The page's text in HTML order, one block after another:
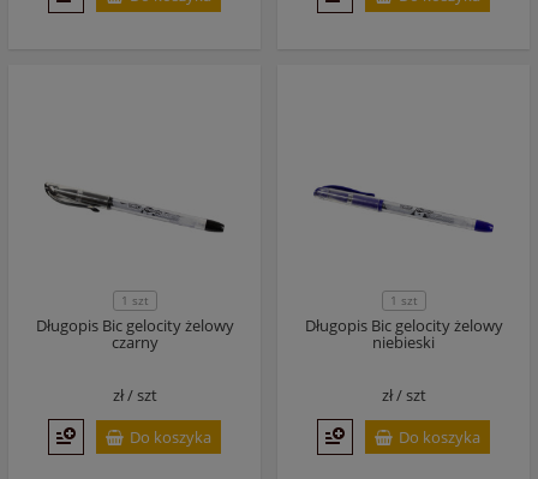
1 szt
Długopis Bic gelocity żelowy
czarny
zł /szt
Do koszyka
1 szt
Długopis Bic gelocity żelowy
niebieski
zł /szt
Do koszyka